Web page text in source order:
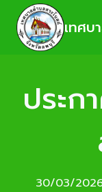
เทศบ
ประก
30/03/